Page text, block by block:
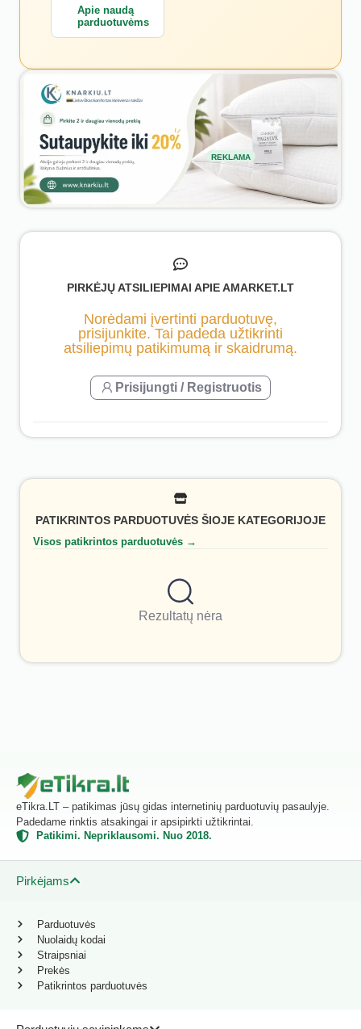
Apie naudą
parduotuvėms
REKLAMA
PIRKĖJŲ ATSILIEPIMAI APIE AMARKET.LT
Norėdami įvertinti parduotuvę,
prisijunkite. Tai padeda užtikrinti
atsiliepimų patikimumą ir skaidrumą.
Prisijungti / Registruotis
PATIKRINTOS PARDUOTUVĖS ŠIOJE KATEGORIJOJE
Visos patikrintos parduotuvės →
Rezultatų nėra
eTikra.LT – patikimas jūsų gidas internetinių parduotuvių pasaulyje.
Padedame rinktis atsakingai ir apsipirkti užtikrintai.
Patikimi. Nepriklausomi. Nuo 2018.
Pirkėjams
Parduotuvės
Nuolaidų kodai
Straipsniai
Prekės
Patikrintos parduotuvės